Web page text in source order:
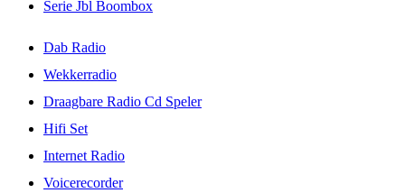
Serie Jbl Boombox
Dab Radio
Wekkerradio
Draagbare Radio Cd Speler
Hifi Set
Internet Radio
Voicerecorder